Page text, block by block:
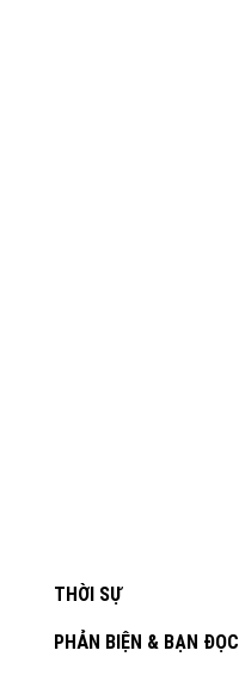
THỜI SỰ
PHẢN BIỆN & BẠN ĐỌC